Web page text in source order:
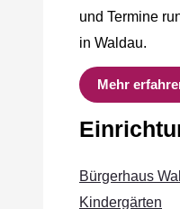
und Termine
in Waldau.
Mehr
Bürgerhaus
Kindergärten